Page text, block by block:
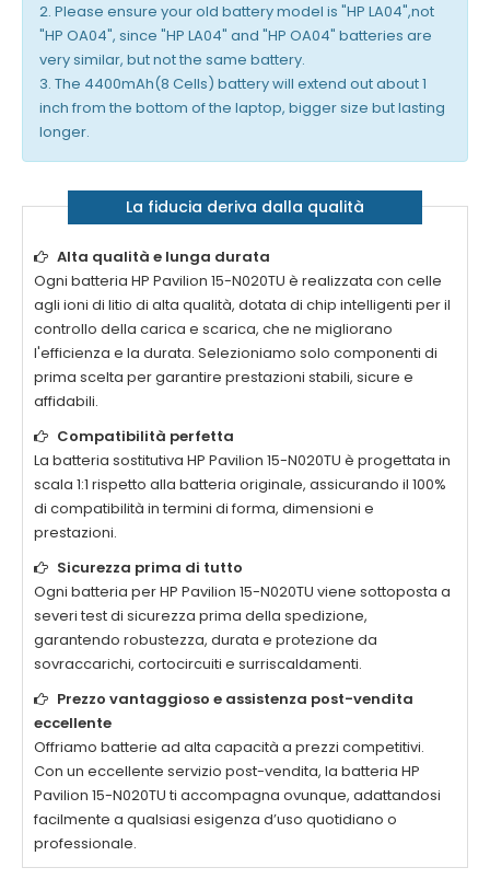
2. Please ensure your old battery model is "HP LA04",not
"HP OA04", since "HP LA04" and "HP OA04" batteries are
very similar, but not the same battery.
3. The 4400mAh(8 Cells) battery will extend out about 1
inch from the bottom of the laptop, bigger size but lasting
longer.
La fiducia deriva dalla qualità
Alta qualità e lunga durata
Ogni batteria HP Pavilion 15-N020TU è realizzata con celle
agli ioni di litio di alta qualità, dotata di chip intelligenti per il
controllo della carica e scarica, che ne migliorano
l'efficienza e la durata. Selezioniamo solo componenti di
prima scelta per garantire prestazioni stabili, sicure e
affidabili.
Compatibilità perfetta
La batteria sostitutiva HP Pavilion 15-N020TU è progettata in
scala 1:1 rispetto alla batteria originale, assicurando il 100%
di compatibilità in termini di forma, dimensioni e
prestazioni.
Sicurezza prima di tutto
Ogni batteria per HP Pavilion 15-N020TU viene sottoposta a
severi test di sicurezza prima della spedizione,
garantendo robustezza, durata e protezione da
sovraccarichi, cortocircuiti e surriscaldamenti.
Prezzo vantaggioso e assistenza post-vendita
eccellente
Offriamo batterie ad alta capacità a prezzi competitivi.
Con un eccellente servizio post-vendita, la batteria HP
Pavilion 15-N020TU ti accompagna ovunque, adattandosi
facilmente a qualsiasi esigenza d’uso quotidiano o
professionale.